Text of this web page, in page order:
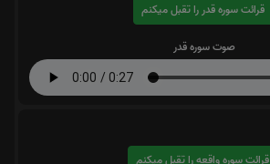
قرائت سوره قدر را تقبل میکنم
صوت سوره قدر
قرائت سوره واقعه را تقبل میکنم